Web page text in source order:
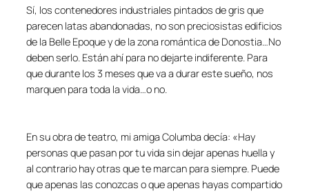
Sí, los contenedores industriales pintados de gris que
parecen latas abandonadas, no son preciosistas edificios
de la Belle Epoque y de la zona romántica de Donostia…No
deben serlo. Están ahí para no dejarte indiferente. Para
que durante los 3 meses que va a durar este sueño, nos
marquen para toda la vida…o no.
En su obra de teatro, mi amiga Columba decía: «Hay
personas que pasan por tu vida sin dejar apenas huella y
al contrario hay otras que te marcan para siempre. Puede
que apenas las conozcas o que apenas hayas compartido